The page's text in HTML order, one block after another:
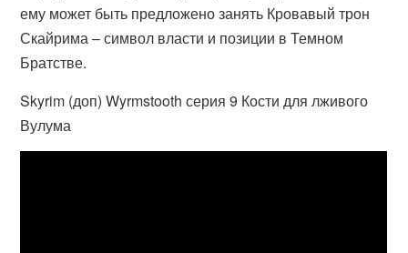
ему может быть предложено занять Кровавый трон
Скайрима – символ власти и позиции в Темном
Братстве.
Skyrim (доп) Wyrmstooth серия 9 Кости для лживого
Вулума